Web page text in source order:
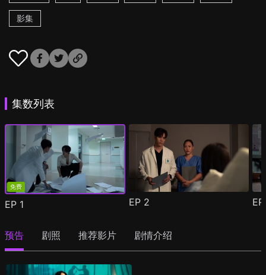
影集
集数列表
免费
EP 1 EP 2
预告 剧照 推荐影片 剧情介绍